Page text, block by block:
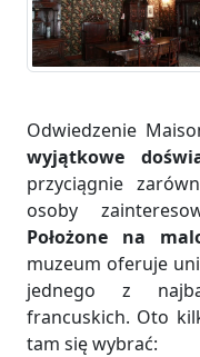
Odwiedzenie
wyjątkowe
przyciągnie
osoby
Położone na
muzeum oferuje
jednego z
francuskich. Oto
tam się wybrać: